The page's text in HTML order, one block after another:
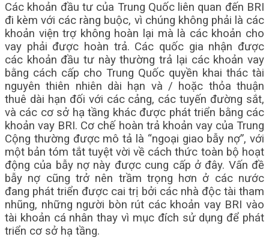
Các khoản đầu tư của Trung Quốc liên quan đến BRI
đi kèm với các ràng buộc, vì chúng không phải là các
khoản viện trợ không hoàn lại mà là các khoản cho
vay phải được hoàn trả. Các quốc gia nhận được
các khoản đầu tư này thường trả lại các khoản vay
bằng cách cấp cho Trung Quốc quyền khai thác tài
nguyên thiên nhiên dài hạn và / hoặc thỏa thuận
thuê dài hạn đối với các cảng, các tuyến đường sắt,
và các cơ sở hạ tầng khác được phát triển bằng các
khoản vay BRI. Cơ chế hoàn trả khoản vay của Trung
Cộng thường được mô tả là “ngoại giao bẫy nợ”, với
một bản tóm tắt tuyệt vời về cách thức toàn bộ hoạt
động của bẫy nợ này được cung cấp ở đây. Vấn đề
bẫy nợ cũng trở nên trầm trọng hơn ở các nước
đang phát triển được cai trị bởi các nhà độc tài tham
nhũng, những người bòn rút các khoản vay BRI vào
tài khoản cá nhân thay vì mục đích sử dụng để phát
triển cơ sở hạ tầng.